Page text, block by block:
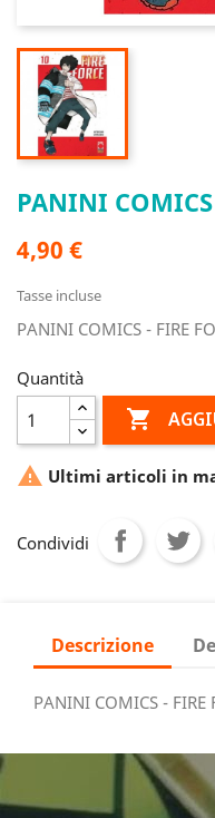
PANINI COMICS
4,90 €
Tasse incluse
PANINI COMICS - FIRE
Quantità

 Ultimi articoli in
Condividi
Descrizione
PANINI COMICS - FIRE